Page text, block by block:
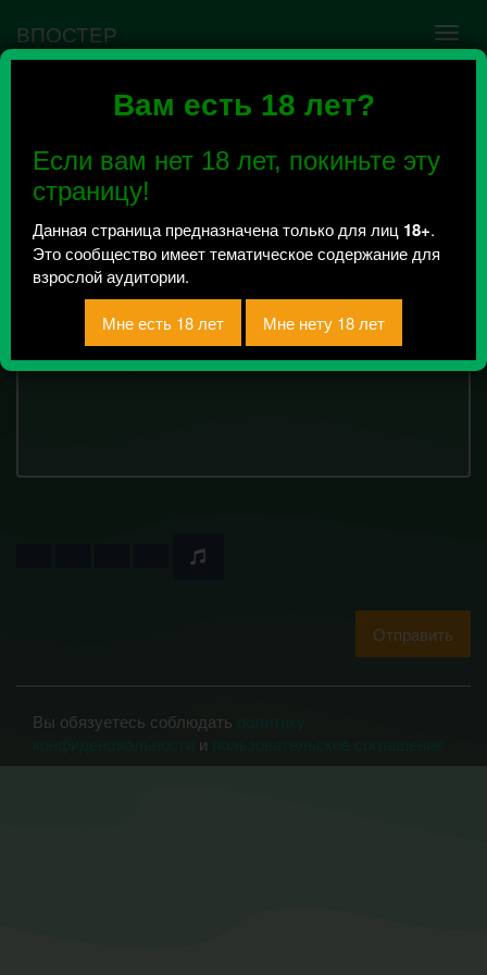
Вам есть 18 лет?
Если вам нет 18 лет, покиньте эту
страницу!
Данная страница предназначена только для лиц 18+.
Это сообщество имеет тематическое содержание для
взрослой аудитории.
ВПОСТЕР
Гей знакомства
Всего 2, за сегодня 0 сообщений
отправлено / Рейтинг 1
гей знакомства
Текст сообщения: 15895
Отправить
Вы обязуетесь соблюдать
и